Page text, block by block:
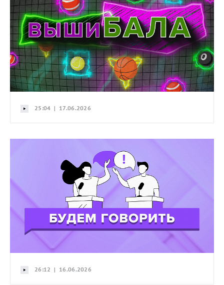
25:04 | 17.06.2026
26:12 | 16.06.2026